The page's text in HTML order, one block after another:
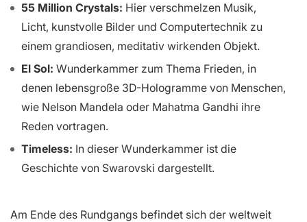
55 Million Crystals: Hier verschmelzen Musik,
Licht, kunstvolle Bilder und Computertechnik zu
einem grandiosen, meditativ wirkenden Objekt.
El Sol: Wunderkammer zum Thema Frieden, in
denen lebensgroße 3D-Hologramme von Menschen,
wie Nelson Mandela oder Mahatma Gandhi ihre
Reden vortragen.
Timeless: In dieser Wunderkammer ist die
Geschichte von Swarovski dargestellt.
Am Ende des Rundgangs befindet sich der weltweit